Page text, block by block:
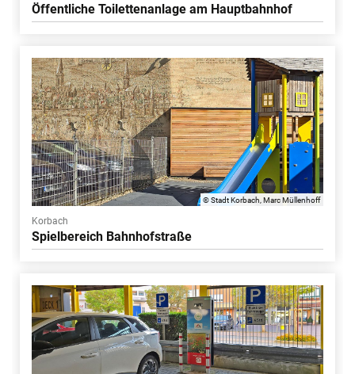
Öffentliche Toilettenanlage am Hauptbahnhof
© Stadt Korbach, Marc Müllenhoff
Korbach
Spielbereich Bahnhofstraße